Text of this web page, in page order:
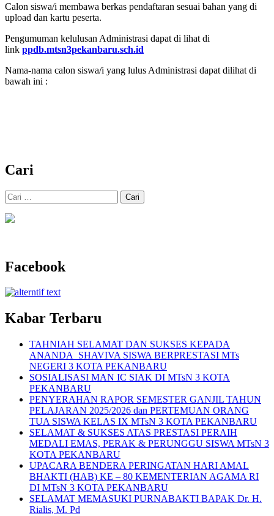
Calon siswa/i membawa berkas pendaftaran sesuai bahan yang di
upload dan kartu peserta.
Pengumuman kelulusan Administrasi dapat di lihat di
link ppdb.mtsn3pekanbaru.sch.id
Nama-nama calon siswa/i yang lulus Administrasi dapat dilihat di
bawah ini :
Cari
Cari
untuk:
Facebook
Kabar Terbaru
TAHNIAH SELAMAT DAN SUKSES KEPADA
ANANDA SHAVIVA SISWA BERPRESTASI MTs
NEGERI 3 KOTA PEKANBARU
SOSIALISASI MAN IC SIAK DI MTsN 3 KOTA
PEKANBARU
PENYERAHAN RAPOR SEMESTER GANJIL TAHUN
PELAJARAN 2025/2026 dan PERTEMUAN ORANG
TUA SISWA KELAS IX MTsN 3 KOTA PEKANBARU
SELAMAT & SUKSES ATAS PRESTASI PERAIH
MEDALI EMAS, PERAK & PERUNGGU SISWA MTsN 3
KOTA PEKANBARU
UPACARA BENDERA PERINGATAN HARI AMAL
BHAKTI (HAB) KE – 80 KEMENTERIAN AGAMA RI
DI MTsN 3 KOTA PEKANBARU
SELAMAT MEMASUKI PURNABAKTI BAPAK Dr. H.
Rialis, M. Pd